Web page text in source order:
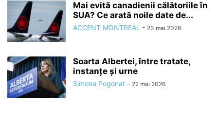
Mai evită canadienii călătoriile în
SUA? Ce arată noile date de...
ACCENT MONTREAL - 23 mai 2026
Soarta Albertei, între tratate,
instanțe și urne
Simona Pogonat - 22 mai 2026